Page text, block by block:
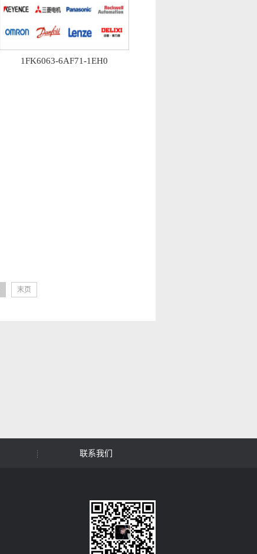
1FK6063-6AF71-1EH0
末页
联系我们